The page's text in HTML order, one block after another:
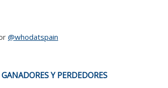
@whodatspain
Y PERDEDORES